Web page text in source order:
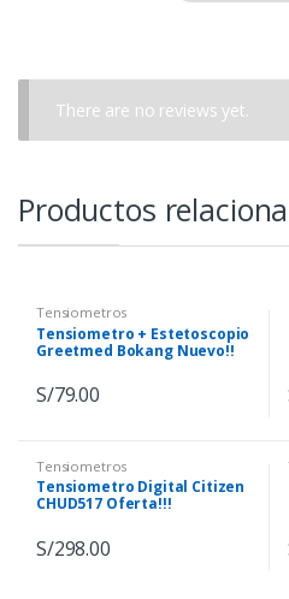
There are no reviews yet.
Productos
Tensiometros
Tensiometro + Estetoscopio
Greetmed Bokang Nuevo!!
S/79.00
Tensiometros
Tensiometro Digital Citizen
CHUD517 Oferta!!!
S/298.00